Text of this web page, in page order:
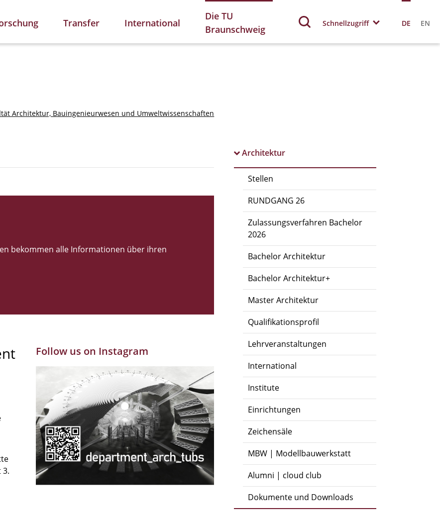
Transfer International
Die TU
Braunschweig
Schnellzugriff DE EN
Architektur, Bauingenieurwesen und Umweltwissenschaften
Architektur
Stellen
RUNDGANG 26
Zulassungsverfahren Bachelor
2026
Bachelor Architektur
Bachelor Architektur+
Master Architektur
Qualifikationsprofil
Lehrveranstaltungen
International
Institute
Einrichtungen
Zeichensäle
MBW | Modellbauwerkstatt
Alumni | cloud club
Dokumente und Downloads
bekommen alle Informationen über ihren
3.
Follow us on Instagram